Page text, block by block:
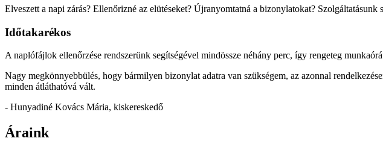
Elveszett a napi zárás? Ellenőrizné az elütéseket? Újranyomtatná a bizonylatokat? Szolgáltatásunk
Időtakarékos
A naplófájlok ellenőrzése rendszerünk segítségével mindössze néhány perc, így rengeteg
Nagy megkönnyebbülés, hogy bármilyen bizonylat adatra van szükségem, az azonnal
minden átláthatóvá vált.
- Hunyadiné Kovács Mária, kiskereskedő
Áraink